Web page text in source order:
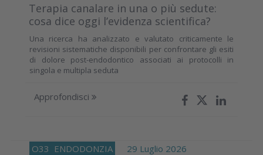
Terapia canalare in una o più sedute:
cosa dice oggi l’evidenza scientifica?
Una ricerca ha analizzato e valutato criticamente le
revisioni sistematiche disponibili per confrontare gli esiti
di dolore post-endodontico associati ai protocolli in
singola e multipla seduta
Approfondisci
O33 ENDODONZIA 29 Luglio 2026